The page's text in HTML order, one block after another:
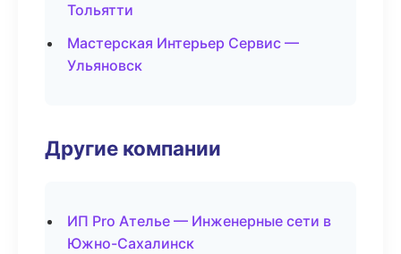
Тольятти
Мастерская Интерьер Сервис —
Ульяновск
Другие компании
ИП Pro Ателье — Инженерные сети в
Южно-Сахалинск